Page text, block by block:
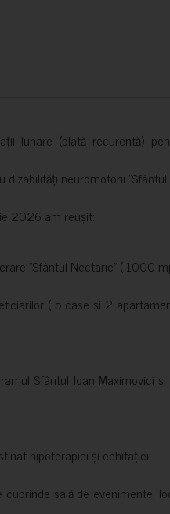
lunare (plată recurentă)
neuromotorii ”Sfântul
2026 am reușit:
”Sfântul Nectarie” ( 1000
( 5 case și 2
Sfântul Ioan Maximovici
hipoterapiei și echitației;
sală de evenimente,